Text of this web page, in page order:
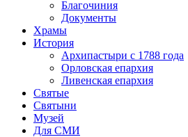
Благочиния
Документы
Храмы
История
Архипастыри с 1788 года
Орловская епархия
Ливенская епархия
Святые
Святыни
Музей
Для СМИ